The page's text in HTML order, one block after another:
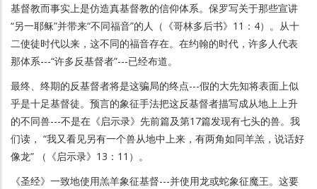
基督教而事实上是仿造真基督教的信仰体系。保罗写关于那些宣讲
“另一耶稣”并带来“不同福音”的人（《哥林多后书》11：4）。从十
二使徒时代以来，这不同的福音存在。在约翰的时代，许多人代表
那体系---“许多反基督者”---已经布道。
最终、终期的反基督者将是这骗局的终点---假的大先知将表面上似
乎是十足基督徒。预言的象征手法把这反基督者描写成从地上上升
的不同兽---不是在《启示录》先前篇及第17篇发现有七头的兽。我
们读， “我又看见另有一个兽从地中上来，有两角如同羊羔，说话好
像龙” （《启示录》13：11）。
《圣经》一致地使用羔羊象征基督---并使用龙或蛇象征魔王。这要